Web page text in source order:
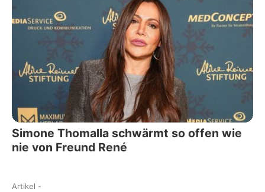
Simone Thomalla schwärmt so offen wie
nie von Freund René
Artikel -